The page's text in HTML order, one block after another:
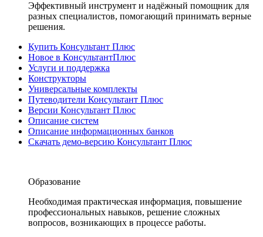
Эффективный инструмент и надёжный помощник для
разных специалистов, помогающий принимать верные
решения.
Купить Консультант Плюс
Новое в КонсультантПлюс
Услуги и поддержка
Конструкторы
Универсальные комплекты
Путеводители Консультант Плюс
Версии Консультант Плюс
Описание систем
Описание информационных банков
Скачать демо-версию Консультант Плюс
Образование
Необходимая практическая информация, повышение
профессиональных навыков, решение сложных
вопросов, возникающих в процессе работы.